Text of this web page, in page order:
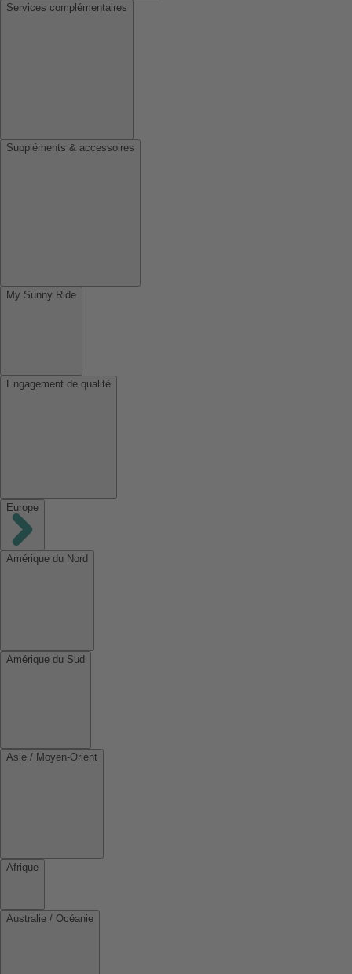
Services complémentaires
Suppléments & accessoires
My Sunny Ride
Engagement de qualité
Europe
Amérique du Nord
Amérique du Sud
Asie / Moyen-Orient
Afrique
Australie / Océanie